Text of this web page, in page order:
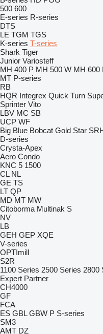
500 600
E-series R-series
DTS
LE TGM TGS
K-series T-series
Shark Tiger
Junior Variosteff
MH 400 P MH 500 W MH 600
MT P-series
RB
HQR Integrex Quick Turn
Sprinter Vito
LBV MC SB
UCP WF
Big Blue Bobcat Gold Star
D-series
Crysta-Apex
Aero Condo
KNC 5 1500
CL NL
GE TS
LT QP
MD MT MW
Citoborma Multinak S
NV
LB
GEH GEP XQE
V-series
OPTImill
S2R
1100 Series 2500 Series 2800
Expert Partner
CH4000
GF
FCA
ES GBL GBW P S-series
SM3
AMT DZ